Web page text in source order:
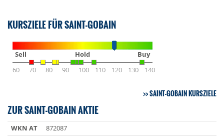
KURSZIELE FÜR SAINT-GOBAIN
Sell Hold
Buy
60
70 80 90 100 110 120 130 140
SAINT-GOBAIN KURSZIELE
ZUR SAINT-GOBAIN AKTIE
WKN AT
872087